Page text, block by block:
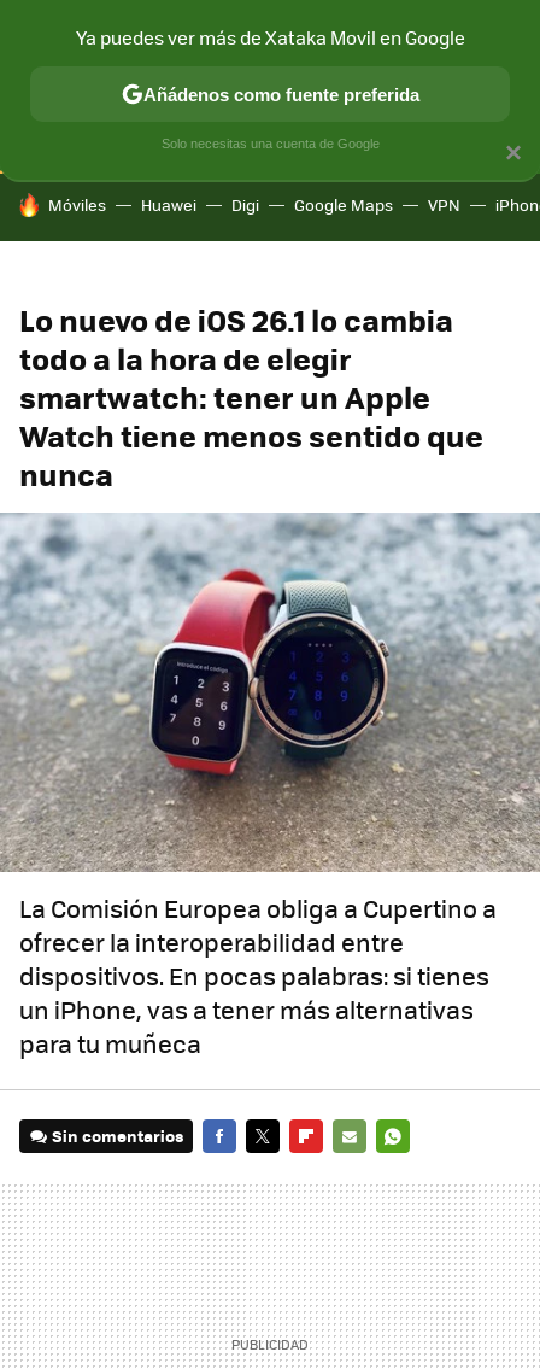
CONECTIVIDAD MÓVIL Y SOCIEDAD APLICACIONES
HOY SE HABLA DE
Móviles Huawei Digi Google Maps VPN
Lo nuevo de iOS 26.1 lo cambia
todo a la hora de elegir
smartwatch: tener un Apple
Watch tiene menos sentido que
nunca
La Comisión Europea obliga a Cupertino a
ofrecer la interoperabilidad entre
dispositivos. En pocas palabras: si tienes
un iPhone, vas a tener más alternativas
para tu muñeca
Sin comentarios
MAIL
×
Ya puedes ver más de Xataka Movil en Google
Añádenos como fuente preferida
Solo necesitas una cuenta de Google